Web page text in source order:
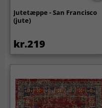
Jutetæppe - San Francisco
(jute)
kr.219